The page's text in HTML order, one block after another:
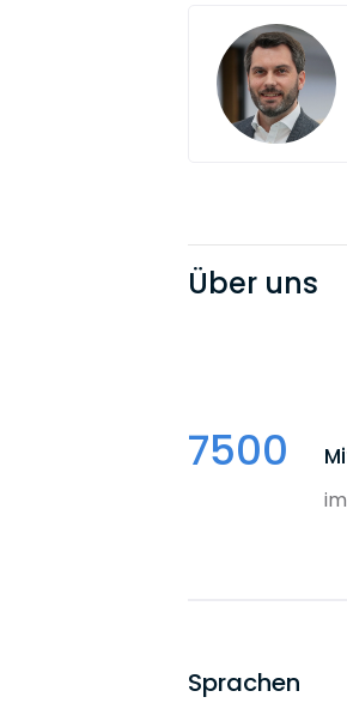
Über uns
7500
Sprachen